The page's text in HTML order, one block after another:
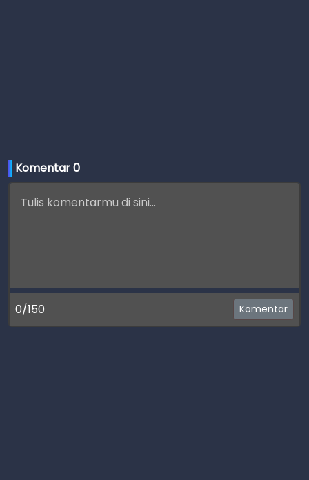
Komentar 0
0/150 Komentar